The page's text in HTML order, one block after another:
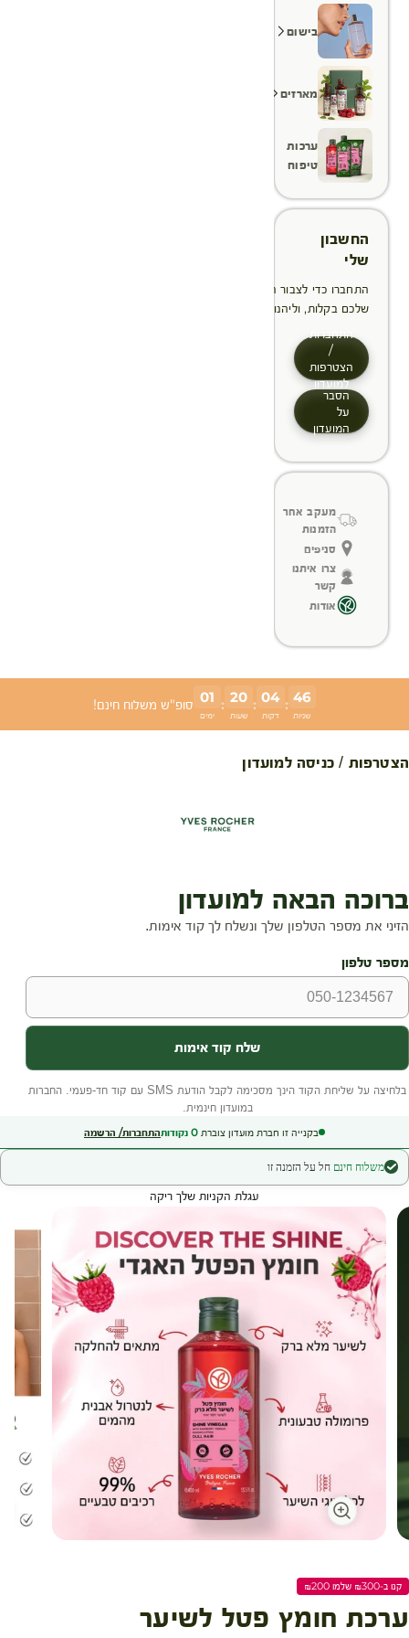
בישום
מארזים
ערכות
טיפוח
החשבון
שלי
התחברו כדי לצבור הטבות, לנהל ולעקוב אחר ההזמנות
שלכם בקלות, וליהנות מתהליך תשלום מהיר יותר
התחברות
/
הצטרפות
למועדון
הסבר
על
המועדון
מעקב אחר
הזמנות
סניפים
צרו איתנו
קשר
אודות
01
ימים
: 20
שעות
: 04
דקות
: 46
שניות
סופ"ש משלוח חינם!
הצטרפות / כניסה למועדון
בקנייה זו חברת מועדון צוברת 0 נקודותהתחברות/ הרשמה
משלוח חינם חל על הזמנה זו
עגלת הקניות שלך ריקה
קנו ב-₪300 שלמו ₪200
ערכת חומץ פטל לשיער